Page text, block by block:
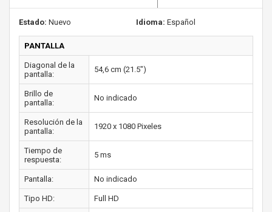
Estado: Nuevo Idioma: Español
PANTALLA
Diagonal de la
pantalla:
54,6 cm (21.5")
Brillo de
pantalla:
No indicado
Resolución de la
pantalla:
1920 x 1080 Pixeles
Tiempo de
respuesta:
5 ms
Pantalla: No indicado
Tipo HD: Full HD